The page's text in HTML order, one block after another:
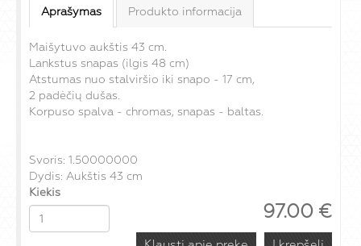
Aprašymas Produkto informacija
Maišytuvo aukštis 43 cm.
Lankstus snapas (ilgis 48 cm)
Atstumas nuo stalviršio iki snapo - 17 cm,
2 padėčių dušas.
Korpuso spalva - chromas, snapas - baltas.
Svoris: 1.50000000
Dydis: Aukštis 43 cm
97.00 €
Kiekis